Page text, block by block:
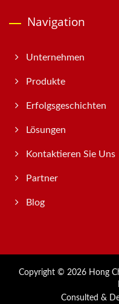
Navigation
Unternehmen
Produkte
Erfolgsgeschichten
Lösungen
Kontaktieren Sie Uns
Partner
Blog
Copyright © 2026 Hong
Consulted &